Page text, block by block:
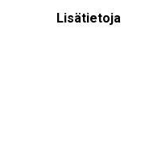
Lisätietoja